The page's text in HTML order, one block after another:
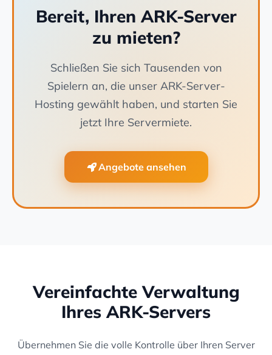
Bereit, Ihren ARK-Server
zu mieten?
Schließen Sie sich Tausenden von
Spielern an, die unser ARK-Server-
Hosting gewählt haben, und starten Sie
jetzt Ihre Servermiete.
Angebote ansehen
Vereinfachte Verwaltung
Ihres ARK-Servers
Übernehmen Sie die volle Kontrolle über Ihren Server